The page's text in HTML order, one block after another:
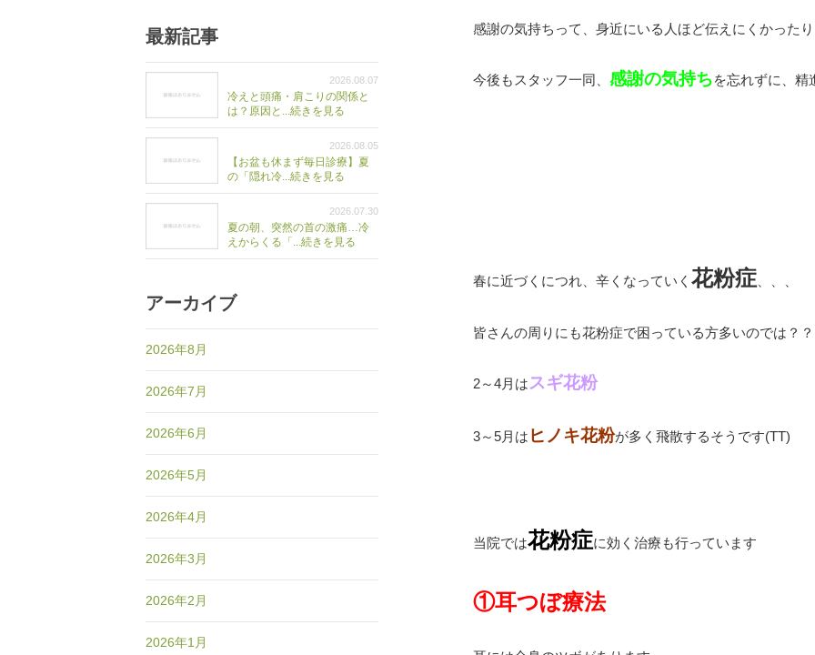
感謝の気持ちって、身近にいる人ほど伝えにくかった
今後もスタッフ一同、 感謝の気持ちを忘れずに、精
春に近づくにつれ、辛くなっていく 花粉症、、、
皆さんの周りにも花粉症で困っている方多いのでは？？
2～4月はスギ花粉
3～5月は ヒノキ花粉が多く飛散するそうです(TT)
当院では花粉症に効く治療も行っています
①耳つぼ療法
最新記事
2026.08.07
冷えと頭痛・肩こりの関係と
は？原因と...続きを見る
2026.08.05
【お盆も休まず毎日診療】夏
の「隠れ冷...続きを見る
2026.07.30
夏の朝、突然の首の激痛…冷
えからくる「...続きを見る
アーカイブ
2026年8月
2026年7月
2026年6月
2026年5月
2026年4月
2026年3月
2026年2月
2026年1月